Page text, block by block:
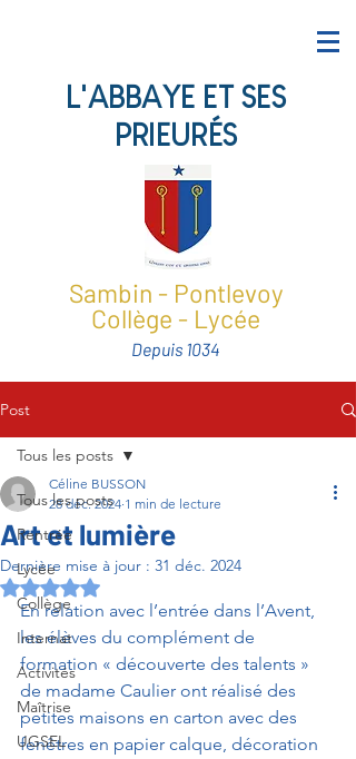
L'ABBAYE ET SES
PRIEURÉS
Sambin - Pontlevoy
Collège - Lycée
Depuis 1034
Post
Tous les posts
Rentrée
Lycée
Collège
Internat
Activités
Maîtrise
UGSEL
Tous les posts
Art et lumière
Céline BUSSON
28 déc. 2024 1 min de lecture
Dernière mise à jour : 31 déc. 2024
Noté NaN étoiles sur 5.
En relation avec l’entrée dans l’Avent,
les élèves du complément de
formation « découverte des talents »
de madame Caulier ont réalisé des
petites maisons en carton avec des
fenêtres en papier calque, décoration